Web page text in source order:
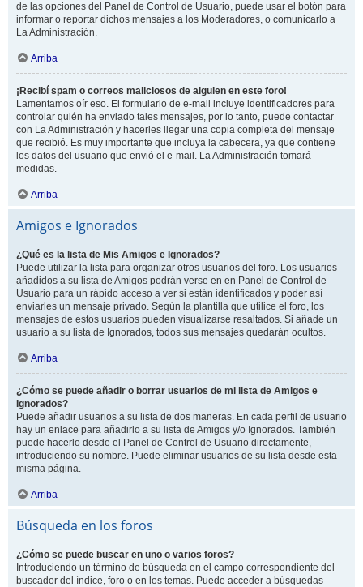
de las opciones del Panel de Control de Usuario, puede usar el botón para
informar o reportar dichos mensajes a los Moderadores, o comunicarlo a
La Administración.
Arriba
¡Recibí spam o correos maliciosos de alguien en este foro!
Lamentamos oír eso. El formulario de e-mail incluye identificadores para
controlar quién ha enviado tales mensajes, por lo tanto, puede contactar
con La Administración y hacerles llegar una copia completa del mensaje
que recibió. Es muy importante que incluya la cabecera, ya que contiene
los datos del usuario que envió el e-mail. La Administración tomará
medidas.
Arriba
Amigos e Ignorados
¿Qué es la lista de Mis Amigos e Ignorados?
Puede utilizar la lista para organizar otros usuarios del foro. Los usuarios
añadidos a su lista de Amigos podrán verse en en Panel de Control de
Usuario para un rápido acceso a ver si están identificados y poder así
enviarles un mensaje privado. Según la plantilla que utilice el foro, los
mensajes de estos usuarios pueden visualizarse resaltados. Si añade un
usuario a su lista de Ignorados, todos sus mensajes quedarán ocultos.
Arriba
¿Cómo se puede añadir o borrar usuarios de mi lista de Amigos e
Ignorados?
Puede añadir usuarios a su lista de dos maneras. En cada perfil de usuario
hay un enlace para añadirlo a su lista de Amigos y/o Ignorados. También
puede hacerlo desde el Panel de Control de Usuario directamente,
introduciendo su nombre. Puede eliminar usuarios de su lista desde esta
misma página.
Arriba
Búsqueda en los foros
¿Cómo se puede buscar en uno o varios foros?
Introduciendo un término de búsqueda en el campo correspondiente del
buscador del índice, foro o en los temas. Puede acceder a búsquedas